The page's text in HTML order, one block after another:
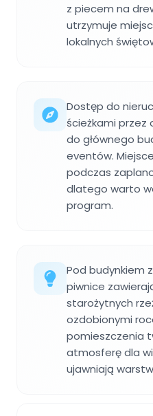
z piecem na
utrzymuje
lokalnych
Dostęp do
ścieżkami
do głównego
eventów.
podczas
dlatego warto
program.
Pod budynkiem
piwnice
starożytnych
ozdobionymi
pomieszczenia
atmosferę dla
ujawniają